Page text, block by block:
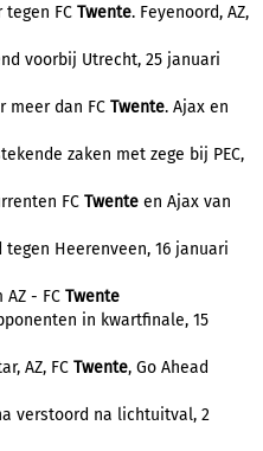
tegen FC Twente. Feyenoord, AZ,
voorbij Utrecht, 25 januari
meer dan FC Twente. Ajax en
zaken met zege bij PEC,
FC Twente en Ajax van
Heerenveen, 16 januari
AZ - FC Twente
in kwartfinale, 15
AZ, FC Twente, Go Ahead
verstoord na lichtuitval, 2